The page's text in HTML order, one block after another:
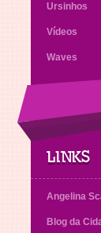
Ursinhos
Vídeos
Waves
LINKS
Angelina
Blog da